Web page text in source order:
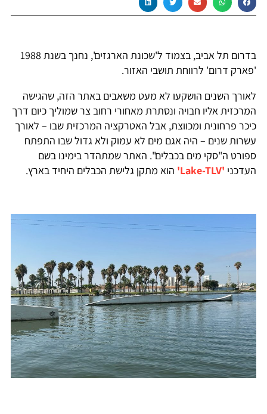
בדרום תל אביב, בצמוד ל'שכונת הארגזים', נחנך בשנת 1988
'פארק דרום' לרווחת תושבי האזור.
לאורך השנים הושקעו לא מעט משאבים באתר הזה, שהגישה
המרכזית אליו חבויה ונסתרת מאחורי רחוב צר שמוליך כיום דרך
כיכר פרחונית ומכווצת, אבל האטרקציה המרכזית שבו – לאורך
עשרות שנים – היה אגם מים לא עמוק ולא גדול שבו התפתח
ספורט ה"סקי מים בכבלים". האתר שמתהדר בימינו בשם
העדכני 'Lake-TLV' הוא מתקן גלישת הכבלים היחיד בארץ.